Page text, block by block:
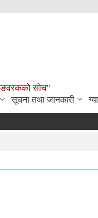
सोच"
सूचना तथा जानकारी